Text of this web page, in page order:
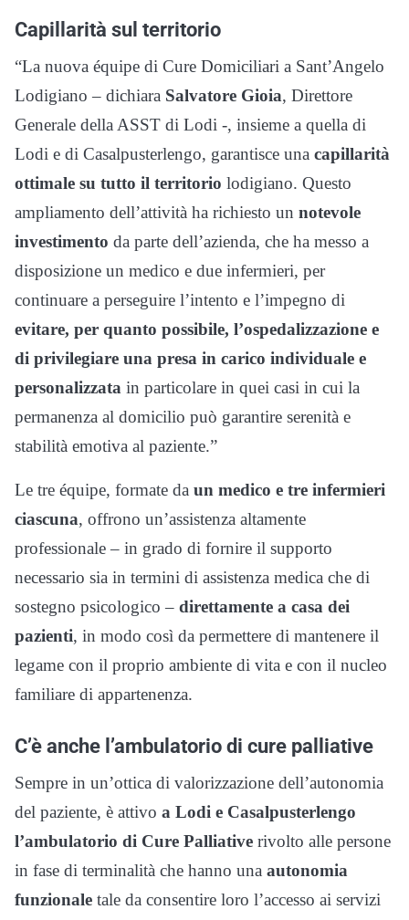
Capillarità sul territorio
“La nuova équipe di Cure Domiciliari a Sant’Angelo
Lodigiano – dichiara Salvatore Gioia, Direttore
Generale della ASST di Lodi -, insieme a quella di
Lodi e di Casalpusterlengo, garantisce una capillarità
ottimale su tutto il territorio lodigiano. Questo
ampliamento dell’attività ha richiesto un notevole
investimento da parte dell’azienda, che ha messo a
disposizione un medico e due infermieri, per
continuare a perseguire l’intento e l’impegno di
evitare, per quanto possibile, l’ospedalizzazione e
di privilegiare una presa in carico individuale e
personalizzata in particolare in quei casi in cui la
permanenza al domicilio può garantire serenità e
stabilità emotiva al paziente.”
Le tre équipe, formate da un medico e tre infermieri
ciascuna, offrono un’assistenza altamente
professionale – in grado di fornire il supporto
necessario sia in termini di assistenza medica che di
sostegno psicologico – direttamente a casa dei
pazienti, in modo così da permettere di mantenere il
legame con il proprio ambiente di vita e con il nucleo
familiare di appartenenza.
C’è anche l’ambulatorio di cure palliative
Sempre in un’ottica di valorizzazione dell’autonomia
del paziente, è attivo a Lodi e Casalpusterlengo
l’ambulatorio di Cure Palliative rivolto alle persone
in fase di terminalità che hanno una autonomia
funzionale tale da consentire loro l’accesso ai servizi